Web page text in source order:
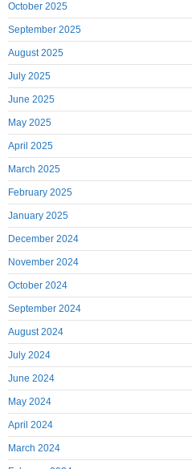
October 2025
September 2025
August 2025
July 2025
June 2025
May 2025
April 2025
March 2025
February 2025
January 2025
December 2024
November 2024
October 2024
September 2024
August 2024
July 2024
June 2024
May 2024
April 2024
March 2024